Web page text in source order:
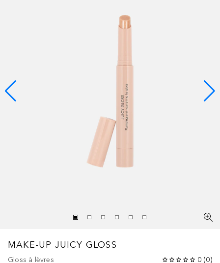
MAKE-UP JUICY GLOSS
Gloss à lèvres 0 (0)